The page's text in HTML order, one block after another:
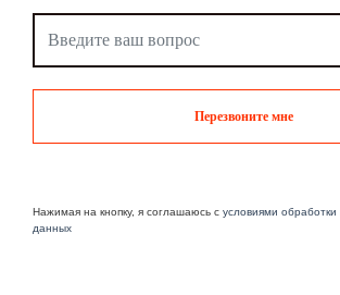
Перезвоните мне
Нажимая на кнопку, я соглашаюсь с условиями
данных